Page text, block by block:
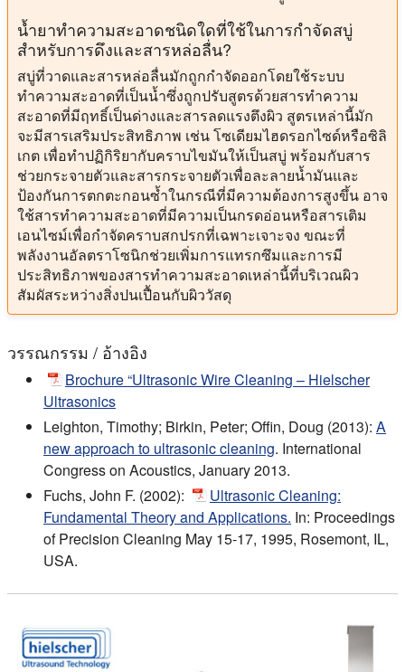
น้ำยาทำความสะอาดชนิดใดที่ใช้ในการกำจัดสบู่
สำหรับการดึงและสารหล่อลื่น?
สบู่ที่วาดและสารหล่อลื่นมักถูกกำจัดออกโดยใช้ระบบ
ทำความสะอาดที่เป็นน้ำซึ่งถูกปรับสูตรด้วยสารทำความ
สะอาดที่มีฤทธิ์เป็นด่างและสารลดแรงตึงผิว สูตรเหล่านี้มัก
จะมีสารเสริมประสิทธิภาพ เช่น โซเดียมไฮดรอกไซด์หรือซิลิ
เกต เพื่อทำปฏิกิริยากับคราบไขมันให้เป็นสบู่ พร้อมกับสาร
ช่วยกระจายตัวและสารกระจายตัวเพื่อละลายน้ำมันและ
ป้องกันการตกตะกอนซ้ำในกรณีที่มีความต้องการสูงขึ้น อาจ
ใช้สารทำความสะอาดที่มีความเป็นกรดอ่อนหรือสารเติม
เอนไซม์เพื่อกำจัดคราบสกปรกที่เฉพาะเจาะจง ขณะที่
พลังงานอัลตราโซนิกช่วยเพิ่มการแทรกซึมและการมี
ประสิทธิภาพของสารทำความสะอาดเหล่านี้ที่บริเวณผิว
สัมผัสระหว่างสิ่งปนเปื้อนกับผิววัสดุ
วรรณกรรม / อ้างอิง
Brochure “Ultrasonic Wire Cleaning – Hielscher
Ultrasonics
Leighton, Timothy; Birkin, Peter; Offin, Doug (2013): A
new approach to ultrasonic cleaning. International
Congress on Acoustics, January 2013.
Fuchs, John F. (2002):
Ultrasonic Cleaning:
Fundamental Theory and Applications. In: Proceedings
of Precision Cleaning May 15-17, 1995, Rosemont, IL,
USA.